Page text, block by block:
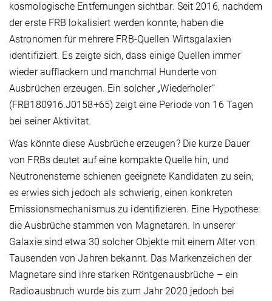
kosmologische Entfernungen sichtbar. Seit 2016, nachdem
der erste FRB lokalisiert werden konnte, haben die
Astronomen für mehrere FRB-Quellen Wirtsgalaxien
identifiziert. Es zeigte sich, dass einige Quellen immer
wieder aufflackern und manchmal Hunderte von
Ausbrüchen erzeugen. Ein solcher „Wiederholer“
(FRB180916.J0158+65) zeigt eine Periode von 16 Tagen
bei seiner Aktivität.
Was könnte diese Ausbrüche erzeugen? Die kurze Dauer
von FRBs deutet auf eine kompakte Quelle hin, und
Neutronensterne schienen geeignete Kandidaten zu sein;
es erwies sich jedoch als schwierig, einen konkreten
Emissionsmechanismus zu identifizieren. Eine Hypothese:
die Ausbrüche stammen von Magnetaren. In unserer
Galaxie sind etwa 30 solcher Objekte mit einem Alter von
Tausenden von Jahren bekannt. Das Markenzeichen der
Magnetare sind ihre starken Röntgenausbrüche – ein
Radioausbruch wurde bis zum Jahr 2020 jedoch bei